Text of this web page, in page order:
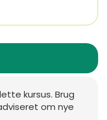
kursus. Brug
om nye